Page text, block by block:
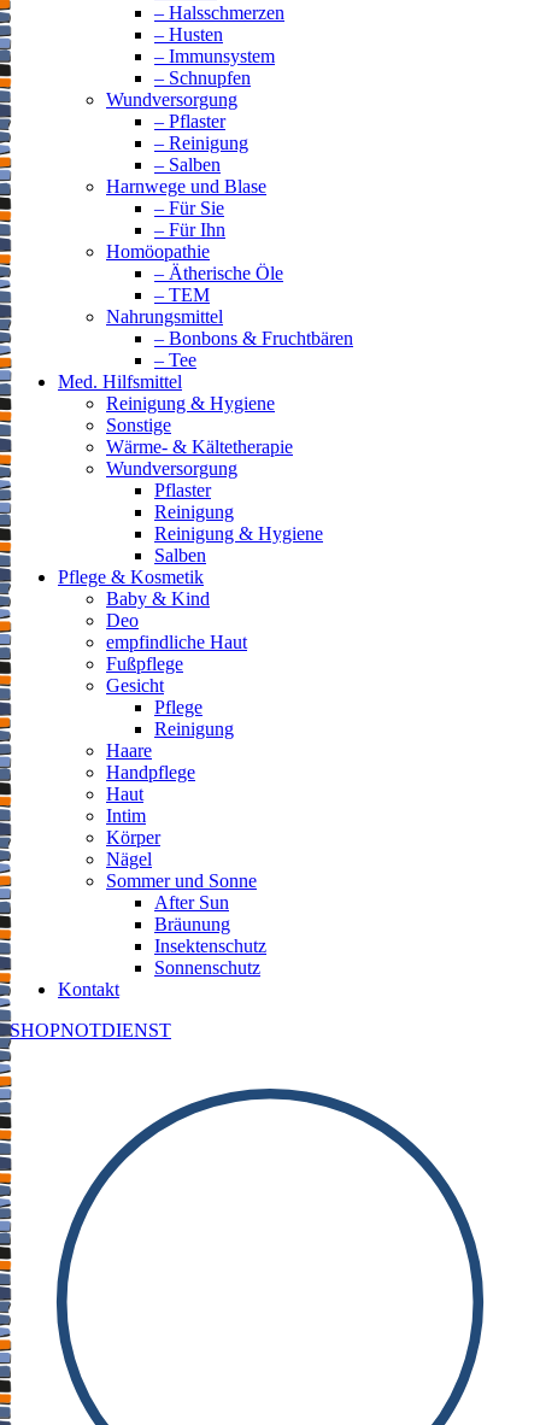
– Halsschmerzen
– Husten
– Immunsystem
– Schnupfen
Wundversorgung
– Pflaster
– Reinigung
– Salben
Harnwege und Blase
– Für Sie
– Für Ihn
Homöopathie
– Ätherische Öle
– TEM
Nahrungsmittel
– Bonbons & Fruchtbären
– Tee
Med. Hilfsmittel
Reinigung & Hygiene
Sonstige
Wärme- & Kältetherapie
Wundversorgung
Pflaster
Reinigung
Reinigung & Hygiene
Salben
Pflege & Kosmetik
Baby & Kind
Deo
empfindliche Haut
Fußpflege
Gesicht
Pflege
Reinigung
Haare
Handpflege
Haut
Intim
Körper
Nägel
Sommer und Sonne
After Sun
Bräunung
Insektenschutz
Sonnenschutz
Kontakt
SHOPNOTDIENST